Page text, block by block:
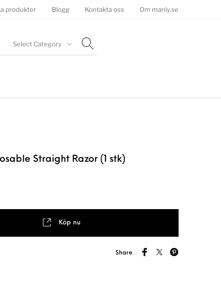
produkter Blogg Kontakta oss Om manly.se
Select Category
Straight Razor (1 stk)
Köp nu
Share